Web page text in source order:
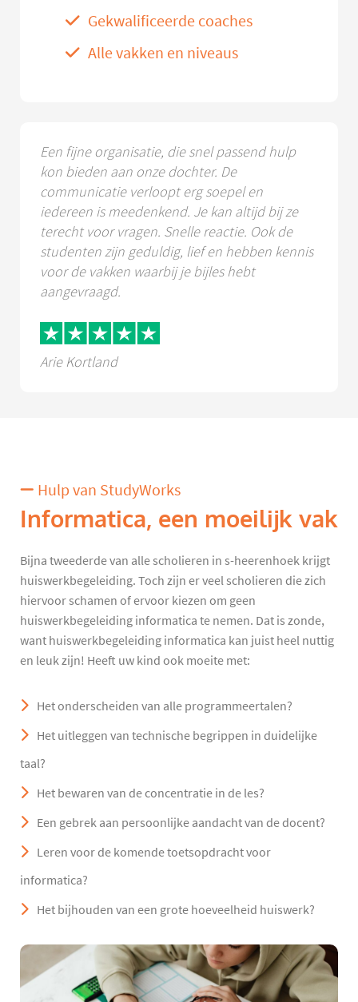
Gekwalificeerde coaches
Alle vakken en niveaus
Een fijne organisatie, die snel passend hulp
kon bieden aan onze dochter. De
communicatie verloopt erg soepel en
iedereen is meedenkend. Je kan altijd bij ze
terecht voor vragen. Snelle reactie. Ook de
studenten zijn geduldig, lief en hebben kennis
voor de vakken waarbij je bijles hebt
aangevraagd.
Arie Kortland
Hulp van StudyWorks
Informatica, een moeilijk vak
Bijna tweederde van alle scholieren in s-heerenhoek krijgt
huiswerkbegeleiding. Toch zijn er veel scholieren die zich
hiervoor schamen of ervoor kiezen om geen
huiswerkbegeleiding informatica te nemen. Dat is zonde,
want huiswerkbegeleiding informatica kan juist heel nuttig
en leuk zijn! Heeft uw kind ook moeite met:
Het onderscheiden van alle programmeertalen?
Het uitleggen van technische begrippen in duidelijke
taal?
Het bewaren van de concentratie in de les?
Een gebrek aan persoonlijke aandacht van de docent?
Leren voor de komende toetsopdracht voor
informatica?
Het bijhouden van een grote hoeveelheid huiswerk?